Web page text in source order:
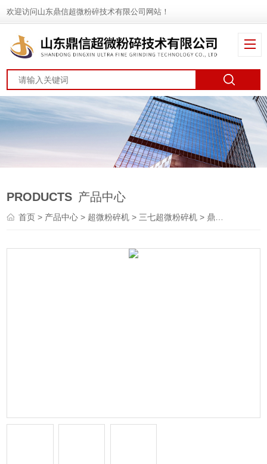
欢迎访问山东鼎信超微粉碎技术有限公司网站！
PRODUCTS 产品中心
首页> 产品中心 > 超微粉碎机 >三七超微粉碎机 > 鼎信中药超微粉碎机